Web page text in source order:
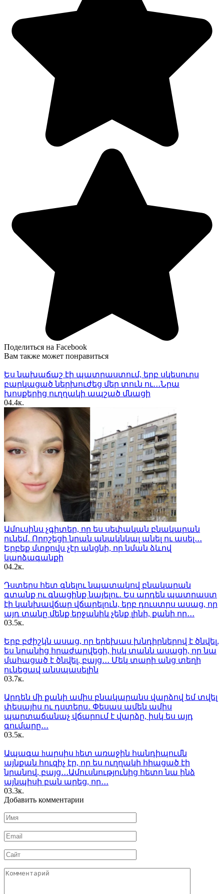
Поделиться на Facebook
Вам также может понравиться
Ես նախաճաշ էի պատրաստում, երբ սկեսուրս
բարկացած ներխուժեց մեր տուն ու․․․Նրա
խոսքերից ուղղակի ապշած մնացի
04.4к.
Ամուսինս չգիտեր, որ ես սեփական բնակարան
ունեմ․ Որոշեցի նրան անակնկալ անել ու ասել․․․
Երբեք մտքովս չէր անցնի, որ նման ձևով
կարձագանքի
04.2к.
Դստերս հետ գնելու նպատակով բնակարան
գտանք ու գնացինք նայելու․ Ես արդեն պատրաստ
էի կանխավճար վճարելուն, երբ դուստրս ասաց, որ
այդ տանը մենք երջանիկ չենք լինի, քանի որ․․․
03.5к.
Երբ բժիշկն ասաց, որ երեխաս խնդիրներով է ծնվել,
ես նրանից հրաժարվեցի, իսկ տանն ասացի, որ նա
մահացած է ծնվել, բայց․․․ Մեկ տարի անց տեղի
ունեցավ անսպասելին
03.7к.
Արդեն մի քանի ամիս բնակարանս վարձով եմ տվել
փեսայիս ու դստերս․ Փեսաս ամեն ամիս
պարտաճանաչ վճարում է վարձը, իսկ ես այդ
գումարը․․․
03.5к.
Ապագա hարսիս hետ առաջին հանդիպումն
այնքան հուզիչ էր, որ ես ուղղակի հիացած էի
նրանով, բայց․․․Ամուսնությունից հետո նա ինձ
այնպիսի բան արեց, որ․․․
03.3к.
Добавить комментарии
Имя
*
Email
*
Сайт
Комментарий